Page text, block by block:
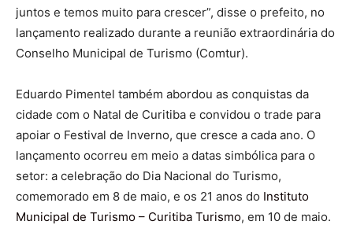
juntos e temos muito para crescer”, disse o prefeito, no
lançamento realizado durante a reunião extraordinária do
Conselho Municipal de Turismo (Comtur).
Eduardo Pimentel também abordou as conquistas da
cidade com o Natal de Curitiba e convidou o trade para
apoiar o Festival de Inverno, que cresce a cada ano. O
lançamento ocorreu em meio a datas simbólica para o
setor: a celebração do Dia Nacional do Turismo,
comemorado em 8 de maio, e os 21 anos do Instituto
Municipal de Turismo – Curitiba Turismo, em 10 de maio.